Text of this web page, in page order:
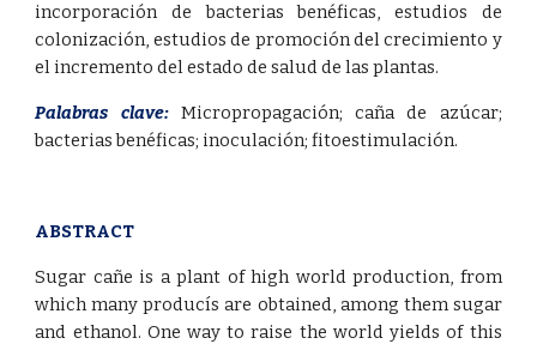
incorporación de bacterias benéficas, estudios de
colonización, estudios de promoción del crecimiento y
el incremento del estado de salud de las plantas.
Palabras clave: Micropropagación; caña de azúcar;
bacterias benéficas; inoculación; fitoestimulación.
ABSTRACT
Sugar cañe is a plant of high world production, from
which many producís are obtained, among them sugar
and ethanol. One way to raise the world yields of this